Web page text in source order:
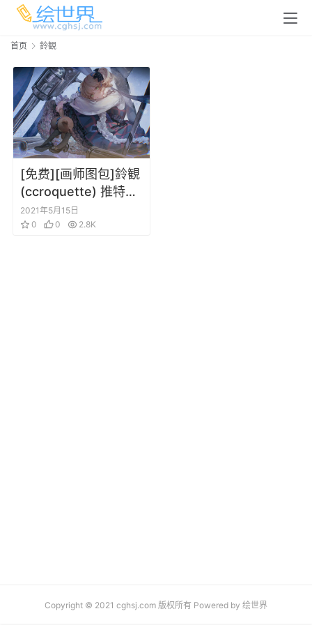
首页 鈴観
[免费][画师图包]鈴観
(ccroquette) 推特图
片包 20210513
2021年5月15日
0
0 2.8K
Copyright © 2021 cghsj.com 版权所有 Powered by 绘世界